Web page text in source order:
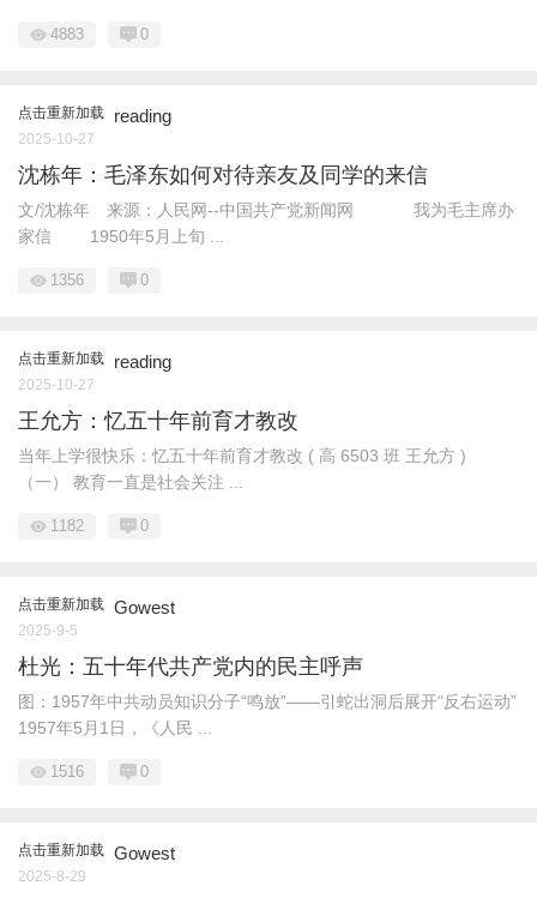
4883 0
点击重新加载 reading
2025-10-27
沈栋年：毛泽东如何对待亲友及同学的来信
文/沈栋年 来源：人民网--中国共产党新闻网 我为毛主席办
家信 1950年5月上旬 ...
1356 0
点击重新加载 reading
2025-10-27
王允方：忆五十年前育才教改
当年上学很快乐：忆五十年前育才教改 ( 高 6503 班 王允方 )
（一） 教育一直是社会关注 ...
1182 0
点击重新加载 Gowest
2025-9-5
杜光：五十年代共产党内的民主呼声
图：1957年中共动员知识分子“鸣放”——引蛇出洞后展开“反右运动”
1957年5月1日，《人民 ...
1516 0
点击重新加载 Gowest
2025-8-29